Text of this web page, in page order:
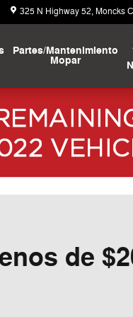
325 N Highway 52 Moncks
Partes/Mantenimiento
Mopar
de